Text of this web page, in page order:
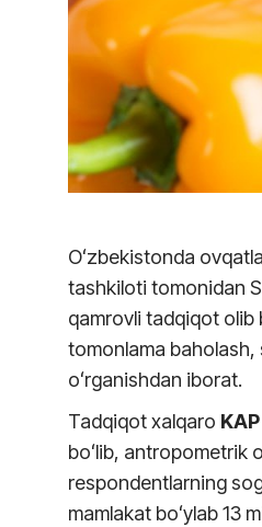
Oʻzbekistonda
tashkiloti tomonidan
qamrovli tadqiqot olib
tomonlama baholash,
oʻrganishdan iborat.
Tadqiqot xalqaro
boʻlib, antropometrik
respondentlarning
mamlakat boʻylab 13